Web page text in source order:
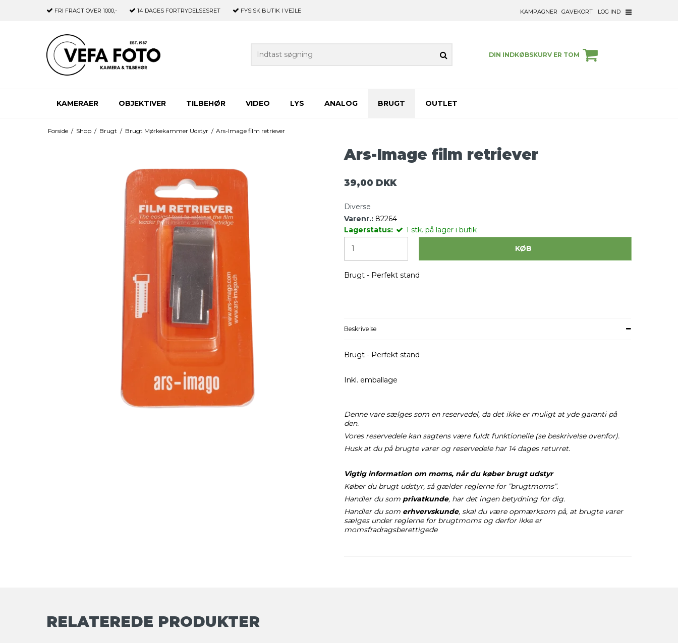
FRI FRAGT OVER 1000,- 14 DAGES FORTRYDELSESRET FYSISK BUTIK I VEJLE KAMPAGNER GAVEKORT LOG IND
DIN INDKØBSKURV ER TOM
KAMERAER OBJEKTIVER TILBEHØR VIDEO LYS ANALOG BRUGT OUTLET
Forside / Shop / Brugt / Brugt Mørkekammer Udstyr / Ars-Image film retriever
Ars-Image film retriever
39,00 DKK
Diverse
Varenr.: 82264
Lagerstatus:
1 stk. på lager i butik
KØB
Brugt - Perfekt stand
Beskrivelse
Brugt - Perfekt stand
Inkl. emballage
Denne vare sælges som en reservedel, da det ikke er muligt at yde garanti på
den.
Vores reservedele kan sagtens være fuldt funktionelle (se beskrivelse ovenfor).
Husk at du på brugte varer og reservedele har 14 dages returret.
Vigtig information om moms, når du køber brugt udstyr
Køber du brugt udstyr, så gælder reglerne for ”brugtmoms”.
Handler du som privatkunde, har det ingen betydning for dig.
Handler du som erhvervskunde, skal du være opmærksom på, at brugte varer
sælges under reglerne for brugtmoms og derfor ikke er
momsfradragsberettigede
RELATEREDE PRODUKTER